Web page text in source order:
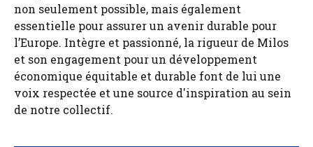
non seulement possible, mais également
essentielle pour assurer un avenir durable pour
l’Europe. Intègre et passionné, la rigueur de Milos
et son engagement pour un développement
économique équitable et durable font de lui une
voix respectée et une source d'inspiration au sein
de notre collectif.